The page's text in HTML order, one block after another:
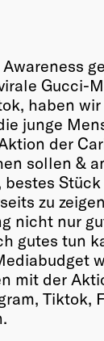
Gucci-
haben wir
junge
der
sollen &
Stück
zu
nicht nur
gutes tun
mit der
Tiktok,